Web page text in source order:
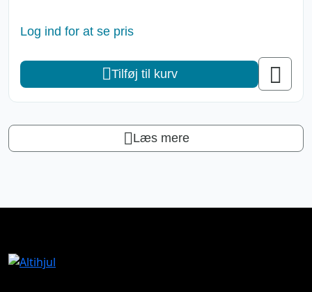
Log ind for at se pris
Tilføj til kurv
Læs mere